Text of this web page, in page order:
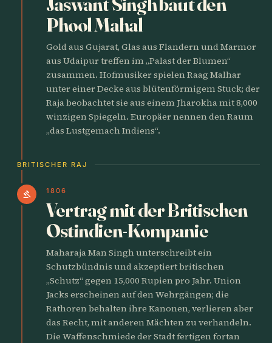
Phool Mahal
Gold aus Gujarat, Glas aus Flandern und Marmor
aus Udaipur treffen im „Palast der Blumen“
zusammen. Hofmusiker spielen Raag Malhar
unter einer Decke aus blütenförmigem Stuck; der
Raja beobachtet sie aus einem Jharokha mit 8,000
winzigen Spiegeln. Europäer nennen den Raum
„das Lustgemach Indiens“.
BRITISCHER RAJ
gavel 1806
Vertrag mit der Britischen
Ostindien-Kompanie
Maharaja Man Singh unterschreibt ein
Schutzbündnis und akzeptiert britischen
„Schutz“ gegen 15,000 Rupien pro Jahr. Union
Jacks erscheinen auf den Wehrgängen; die
Rathoren behalten ihre Kanonen, verlieren aber
das Recht, mit anderen Mächten zu verhandeln.
Die Waffenschmiede der Stadt fertigen fortan